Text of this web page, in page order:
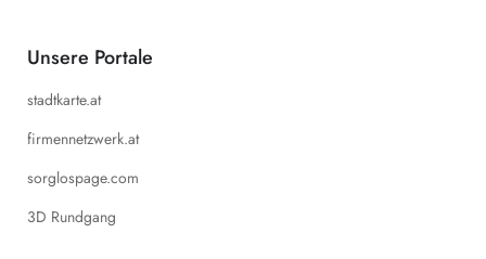
Unsere Portale
stadtkarte.at
firmennetzwerk.at
sorglospage.com
3D Rundgang